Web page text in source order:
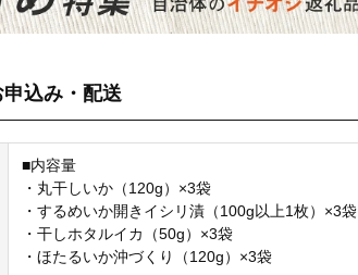
込み・配送
■内容量
・丸干しいか（120g）×3袋
・するめいか開きイシリ漬（100g以上1枚）×3袋
・干しホタルイカ（50g）×3袋
・ほたるいか沖づくり（120g）×3袋